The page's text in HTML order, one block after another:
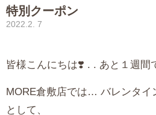
特別クーポン
2022.2. 7
皆様こんにちは❣️ . . あと１週間
MORE倉敷店では… バレンタイ
として、